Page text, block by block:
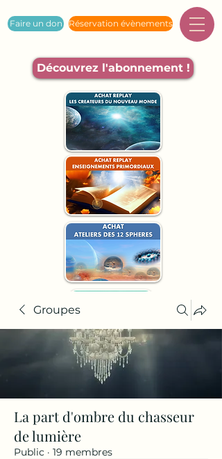
Faire un don Réservation évènements
Découvrez l'abonnement !
Groupes
La part d'ombre du chasseur
de lumière
Public · 19 membres